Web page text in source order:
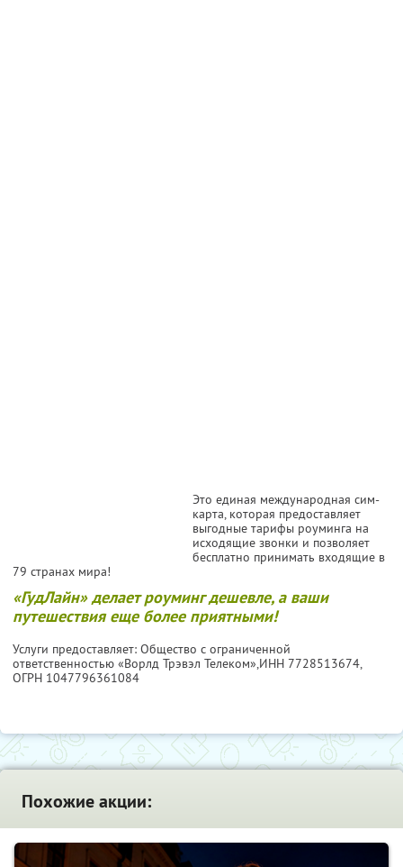
Это единая международная сим-
карта, которая предоставляет
выгодные тарифы роуминга на
исходящие звонки и позволяет
бесплатно принимать входящие в
79 странах мира!
«ГудЛайн» делает роуминг дешевле, а ваши
путешествия еще более приятными!
Услуги предоставляет: Общество с ограниченной
ответственностью «Ворлд Трэвэл Телеком»,ИНН 7728513674,
ОГРН 1047796361084
Похожие акции: